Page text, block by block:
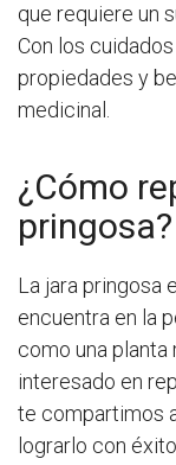
que requiere un
Con los
propiedades y
medicinal.
¿Cómo
pringosa?
La jara pringosa
encuentra en la
como una
interesado en
te compartimos
lograrlo con éxito.